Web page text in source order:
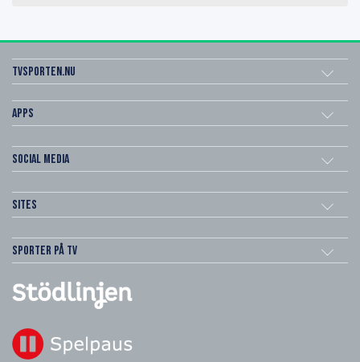
Tvsporten.nu
Apps
Social Media
Sites
Sporter på TV